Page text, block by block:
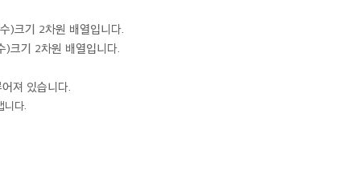
)크기 2차원 배열입니다.
크기 2차원 배열입니다.
져 있습니다.
다.